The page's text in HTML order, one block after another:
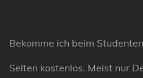
Bekomme ich beim
Selten kostenlos. Meist nur